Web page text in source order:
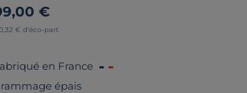
€
€ d'éco-part
en France
épais